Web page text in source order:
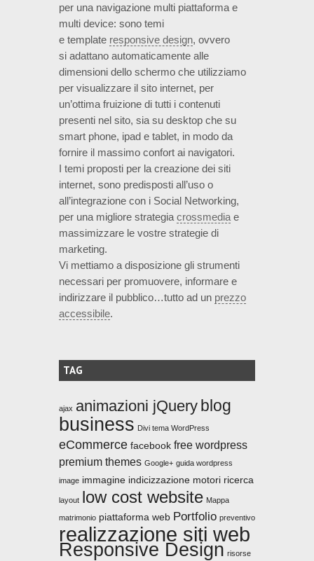
per una navigazione multi piattaforma e
multi device: sono temi
e template responsive design, ovvero
si adattano automaticamente alle
dimensioni dello schermo che utilizziamo
per visualizzare il sito internet, per
un’ottima fruizione di tutti i contenuti
presenti nel sito, sia su desktop che su
smart phone, ipad e tablet, in modo da
fornire il massimo confort ai navigatori.
I temi proposti per la creazione dei siti
internet, sono predisposti all’uso o
all’integrazione con i Social Networking,
per una migliore strategia crossmedia e
massimizzare le vostre strategie di
marketing.
Vi mettiamo a disposizione gli strumenti
necessari per promuovere, informare e
indirizzare il pubblico…tutto ad un prezzo
accessibile.
TAG
ajax animazioni jQuery blog
business Divi tema WordPress
eCommerce facebook free wordpress
premium themes Google+ guida wordpress
image immagine indicizzazione motori ricerca
layout low cost website Mappa
matrimonio piattaforma web Portfolio preventivo
realizzazione siti web
Responsive Design risorse